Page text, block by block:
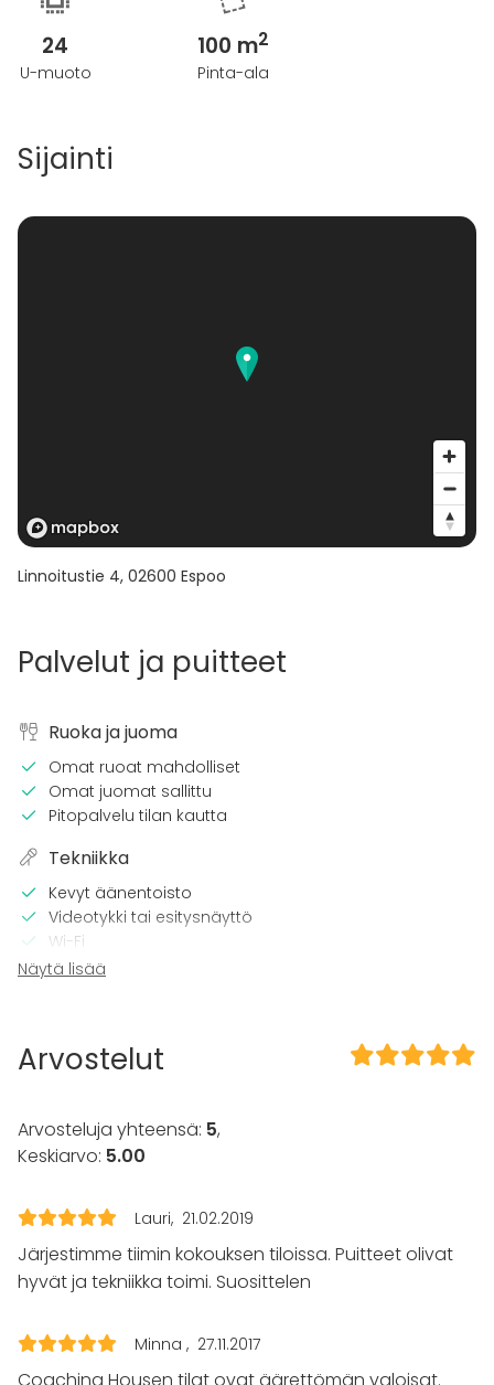
24
U-muoto
100 m2
Pinta-ala
Sijainti
Linnoitustie 4, 02600 Espoo
Palvelut ja puitteet
Ruoka ja juoma
Omat ruoat mahdolliset
Omat juomat sallittu
Pitopalvelu tilan kautta
Tekniikka
Kevyt äänentoisto
Videotykki tai esitysnäyttö
Wi-Fi
Videokonferenssivälineet
Esteetön tila
Keittiö asiakkaan käytössä
Muistiinpanovälineet
Fläppi- / Valkotaulu
Tapahtumatyypit
Juhlat
Häät
Saunailta
Kokous
Seminaari / konferenssi
Näytä lisää
Arvostelut
Arvosteluja yhteensä: 5,
Keskiarvo: 5.00
Lauri 21.02.2019
Järjestimme tiimin kokouksen tiloissa. Puitteet olivat
hyvät ja tekniikka toimi. Suosittelen
Minna 27.11.2017